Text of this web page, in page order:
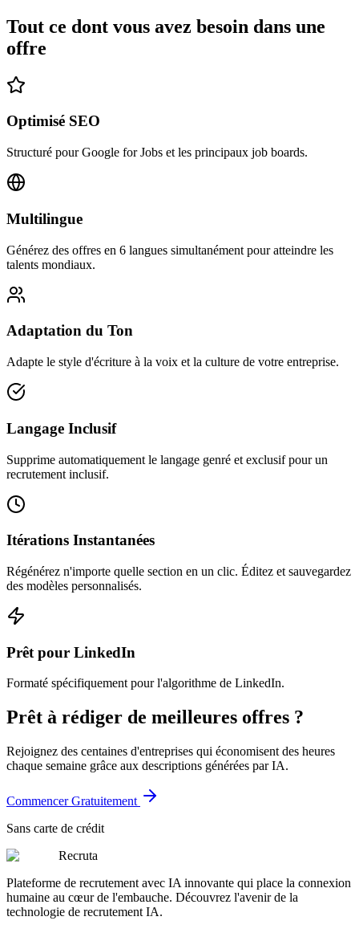
Tout ce dont vous avez besoin dans une
offre
Optimisé SEO
Structuré pour Google for Jobs et les principaux job boards.
Multilingue
Générez des offres en 6 langues simultanément pour atteindre les
talents mondiaux.
Adaptation du Ton
Adapte le style d'écriture à la voix et la culture de votre entreprise.
Langage Inclusif
Supprime automatiquement le langage genré et exclusif pour un
recrutement inclusif.
Itérations Instantanées
Régénérez n'importe quelle section en un clic. Éditez et sauvegardez
des modèles personnalisés.
Prêt pour LinkedIn
Formaté spécifiquement pour l'algorithme de LinkedIn.
Prêt à rédiger de meilleures offres ?
Rejoignez des centaines d'entreprises qui économisent des heures
chaque semaine grâce aux descriptions générées par IA.
Commencer Gratuitement
Sans carte de crédit
Recruta
Plateforme de recrutement avec IA innovante qui place la connexion
humaine au cœur de l'embauche. Découvrez l'avenir de la
technologie de recrutement IA.